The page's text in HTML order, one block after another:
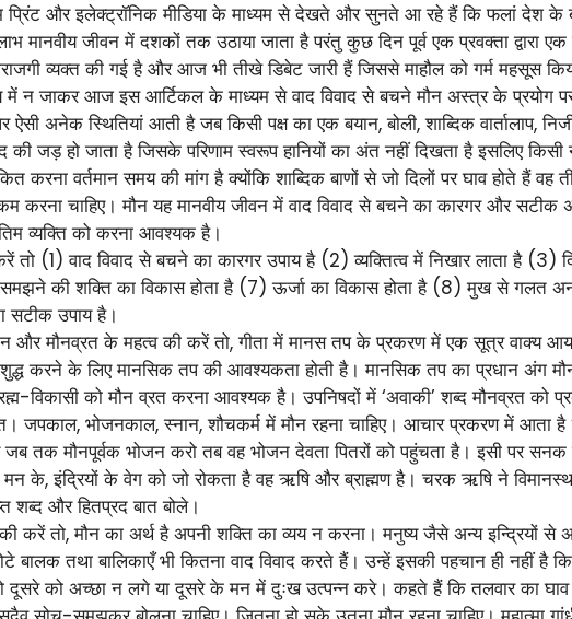
प्रिंट और इलेक्ट्रॉनिक मीडिया के माध्यम से देखते और सुनते आ रहे हैं कि फलां देश
मानवीय जीवन में दशकों तक उठाया जाता है परंतु कुछ दिन पूर्व एक प्रवक्ता द्वारा
व्यक्त की गई है और आज भी तीखे डिबेट जारी हैं जिससे माहौल को गर्म महसूस
न जाकर आज इस आर्टिकल के माध्यम से वाद विवाद से बचने मौन अस्त्र के प्रयोग
ऐसी अनेक स्थितियां आती है जब किसी पक्ष का एक बयान, बोली, शाब्दिक वार्तालाप,
की जड़ हो जाता है जिसके परिणाम स्वरूप हानियों का अंत नहीं दिखता है इसलिए
वर्तमान समय की मांग है क्योंकि शाब्दिक बाणों से जो दिलों पर घाव होते हैं वह
करना चाहिए। मौन यह मानवीय जीवन में वाद विवाद से बचने का कारगर और
व्यक्ति को करना आवश्यक है।
तो (1) वाद विवाद से बचने का कारगर उपाय है (2) व्यक्तित्व में निखार लाता है
की शक्ति का विकास होता है (7) ऊर्जा का विकास होता है (8) मुख से गलत
सटीक उपाय है।
और मौनव्रत के महत्व की करें तो, गीता में मानस तप के प्रकरण में एक सूत्र वाक्य आया
शुद्ध करने के लिए मानसिक तप की आवश्यकता होती है। मानसिक तप का प्रधान अंग
विकासी को मौन व्रत करना आवश्यक है। उपनिषदों में ‘अवाकी’ शब्द मौनव्रत को
भोजनकाल, स्नान, शौचकर्म में मौन रहना चाहिए। आचार प्रकरण में आता है
जब तक मौनपूर्वक भोजन करो तब वह भोजन देवता पितरों को पहुंचता है। इसी पर
के, इंद्रियों के वेग को जो रोकता है वह ऋषि और ब्राह्मण है। चरक ऋषि ने
शब्द और हितप्रद बात बोले।
करें तो, मौन का अर्थ है अपनी शक्ति का व्यय न करना। मनुष्य जैसे अन्य इन्द्रियों से
तथा बालिकाएँ भी कितना वाद विवाद करते हैं। उन्हें इसकी पहचान ही नहीं है
दूसरे को अच्छा न लगे या दूसरे के मन में दुःख उत्पन्न करे। कहते हैं कि तलवार का